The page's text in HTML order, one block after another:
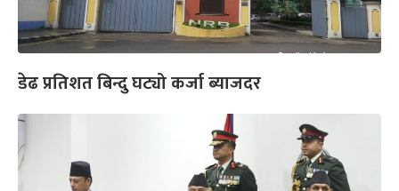
डेढ प्रतिशत बिन्दु घट्यो कर्जा ब्याजदर